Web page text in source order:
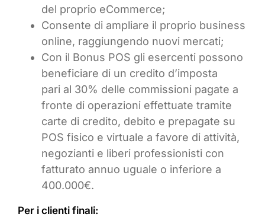
del proprio eCommerce;
Consente di ampliare il proprio business
online, raggiungendo nuovi mercati;
Con il Bonus POS gli esercenti possono
beneficiare di un credito d’imposta
pari al 30% delle commissioni pagate a
fronte di operazioni effettuate tramite
carte di credito, debito e prepagate su
POS fisico e virtuale a favore di attività,
negozianti e liberi professionisti con
fatturato annuo uguale o inferiore a
400.000€.
Per i clienti finali: